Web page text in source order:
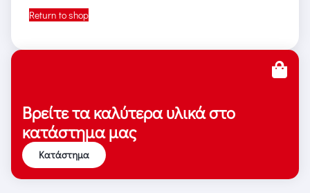
Return to shop
Βρείτε τα καλύτερα υλικά στο
κατάστημα μας
Κατάστημα